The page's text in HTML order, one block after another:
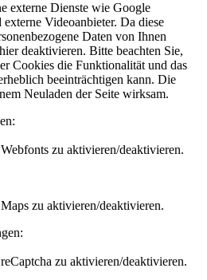
externe Dienste wie Google
Videoanbieter. Da diese
Daten von Ihnen
deaktivieren. Bitte beachten Sie,
Cookies die Funktionalität und das
beeinträchtigen kann. Die
Neuladen der Seite wirksam.
zu aktivieren/deaktivieren.
zu aktivieren/deaktivieren.
zu aktivieren/deaktivieren.